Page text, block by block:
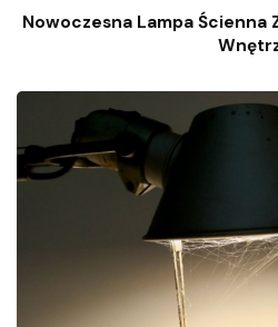
Nowoczesna Lampa Ścienna